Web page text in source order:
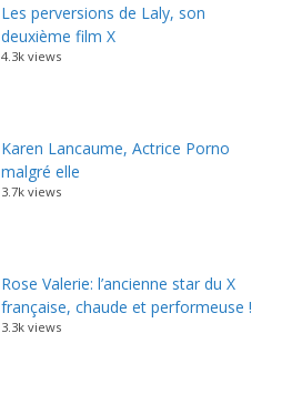
Les perversions de Laly, son
deuxième film X
4.3k views
Karen Lancaume, Actrice Porno
malgré elle
3.7k views
Rose Valerie: l’ancienne star du X
française, chaude et performeuse !
3.3k views